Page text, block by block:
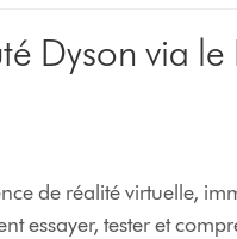
Dyson via le
de réalité virtuelle,
essayer, tester et